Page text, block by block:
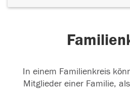
In einem Familienkreis
Mitglieder einer Familie,